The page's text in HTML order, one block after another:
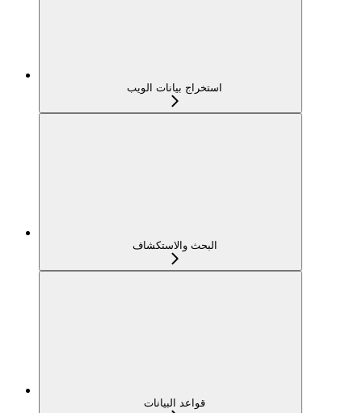
استخراج بيانات الويب
البحث والاستكشاف
قواعد البيانات